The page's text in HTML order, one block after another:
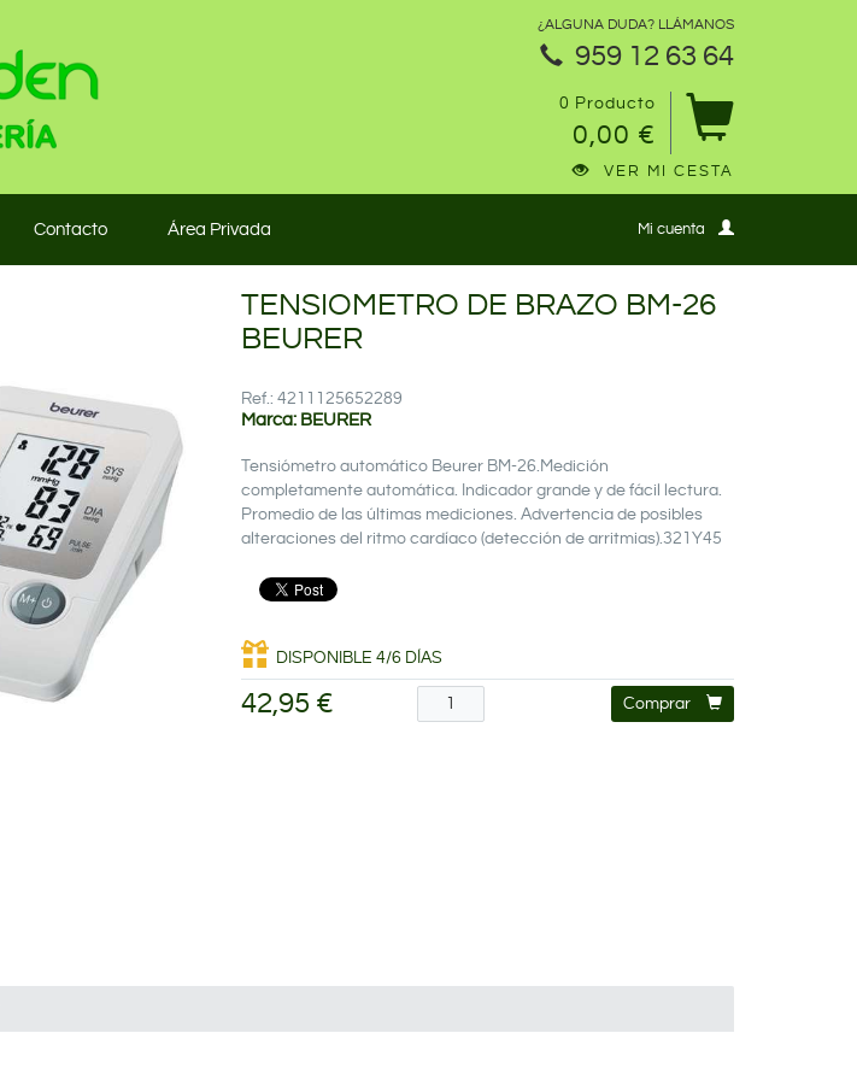
¿ALGUNA DUDA? LLÁMANOS
959 12 63 64
0 Producto
0,00 €
VER MI CESTA
Contacto Área Privada Mi cuenta
TENSIOMETRO DE BRAZO BM-26
BEURER
Ref.: 4211125652289
Marca: BEURER
Tensiómetro automático Beurer BM-26.Medición
completamente automática. Indicador grande y de fácil lectura.
Promedio de las últimas mediciones. Advertencia de posibles
alteraciones del ritmo cardíaco (detección de arritmias).321Y45
DISPONIBLE 4/6 DÍAS
42,95 € Comprar